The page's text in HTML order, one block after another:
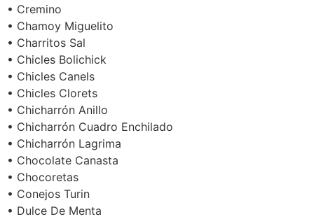
• Cremino
• Chamoy Miguelito
• Charritos Sal
• Chicles Bolichick
• Chicles Canels
• Chicles Clorets
• Chicharrón Anillo
• Chicharrón Cuadro Enchilado
• Chicharrón Lagrima
• Chocolate Canasta
• Chocoretas
• Conejos Turin
• Dulce De Menta